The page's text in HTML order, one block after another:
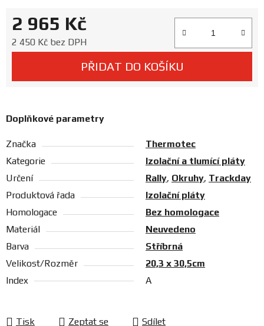
a
katalogy
2 965 Kč
2 450 Kč bez DPH
PŘIDAT DO KOŠÍKU
Doplňkové parametry
Značka
Thermotec
Kategorie
Izolační a tlumící pláty
Určení
Rally, Okruhy, Trackday
Produktová řada
Izolační pláty
Homologace
Bez homologace
Materiál
Neuvedeno
Barva
Stříbrná
Velikost/Rozměr
20,3 x 30,5cm
Index
A
Tisk Zeptat se Sdílet